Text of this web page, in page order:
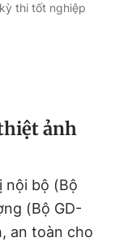
thi tốt nghiệp
ảnh
nội bộ (Bộ
(Bộ GD-
an toàn cho